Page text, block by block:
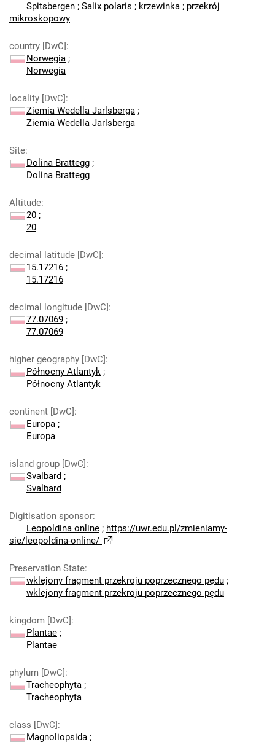
Spitsbergen ; Salix polaris ; krzewinka ; przekrój
mikroskopowy
country [DwC]:
Norwegia ;
Norwegia
locality [DwC]:
Ziemia Wedella Jarlsberga ;
Ziemia Wedella Jarlsberga
Site:
Dolina Brattegg ;
Dolina Brattegg
Altitude:
20 ;
20
decimal latitude [DwC]:
15.17216 ;
15.17216
decimal longitude [DwC]:
77.07069 ;
77.07069
higher geography [DwC]:
Północny Atlantyk ;
Północny Atlantyk
continent [DwC]:
Europa ;
Europa
island group [DwC]:
Svalbard ;
Svalbard
Digitisation sponsor:
Leopoldina online ; https://uwr.edu.pl/zmieniamy-
sie/leopoldina-online/
Preservation State:
wklejony fragment przekroju poprzecznego pędu ;
wklejony fragment przekroju poprzecznego pędu
kingdom [DwC]:
Plantae ;
Plantae
phylum [DwC]:
Tracheophyta ;
Tracheophyta
class [DwC]:
Magnoliopsida ;